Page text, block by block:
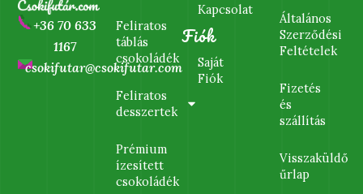
+36 70 633
1167
csokifutar@csokifutar.com
Feliratos
táblás
csokoládék
Feliratos
desszertek
Prémium
ízesített
csokoládék
Kapcsolat
Fiók
Saját
Fiók
Általános
Szerződési
Feltételek
Fizetés
és
szállítás
Visszaküldő
űrlap